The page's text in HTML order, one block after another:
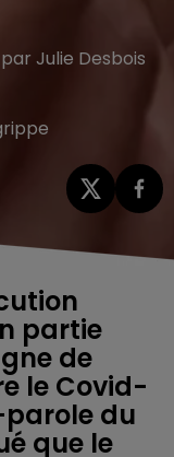
Julie Desbois
partie
de
le Covid-
du
que le